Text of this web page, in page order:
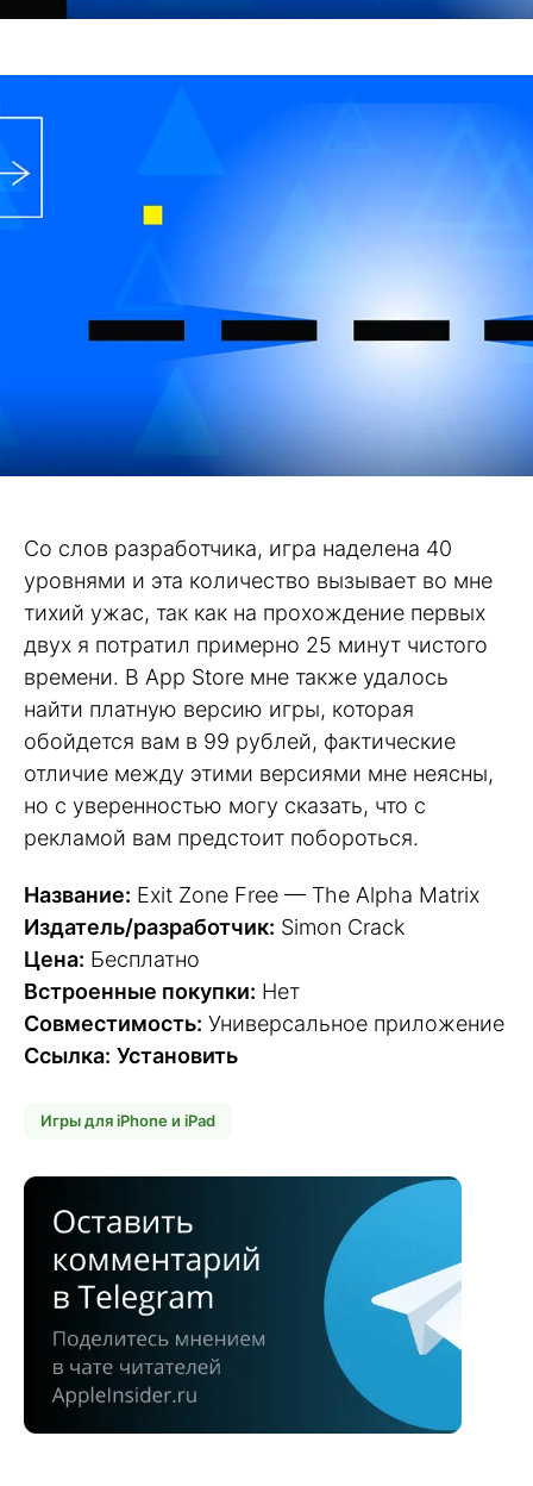
Со слов разработчика, игра наделена 40
уровнями и эта количество вызывает во мне
тихий ужас, так как на прохождение первых
двух я потратил примерно 25 минут чистого
времени. В App Store мне также удалось
найти платную версию игры, которая
обойдется вам в 99 рублей, фактические
отличие между этими версиями мне неясны,
но с уверенностью могу сказать, что с
рекламой вам предстоит побороться.
Название: Exit Zone Free — The Alpha Matrix
Издатель/разработчик: Simon Crack
Цена: Бесплатно
Встроенные покупки: Нет
Совместимость: Универсальное приложение
Ссылка: Установить
Игры для iPhone и iPad